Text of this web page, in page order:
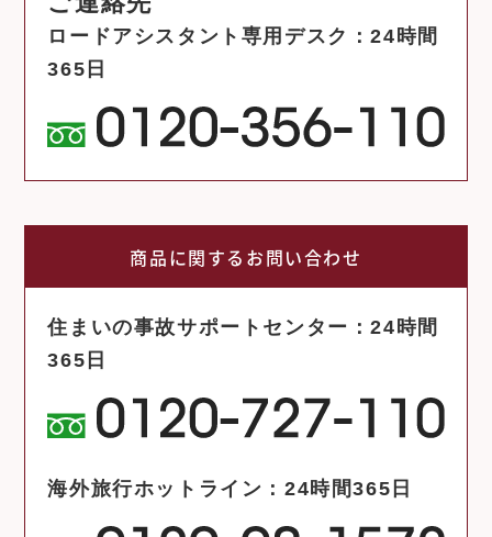
ロードアシスタント専用デスク：24時間
365日
商品に関するお問い合わせ
住まいの事故サポートセンター：24時間
365日
海外旅行ホットライン：24時間365日